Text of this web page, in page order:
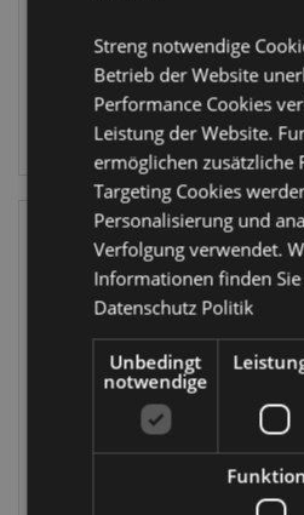
ANMELDEN
WIEDER
VORRÄTIG
Maneki Neko
Streng notwendige
Betrieb der Website
Performance Cookies
Leistung der Website.
ermöglichen zusätzliche
Targeting Cookies
Personalisierung und
Verfolgung verwendet.
Informationen finden
Datenschutz Politik
Unbedingt
notwendige